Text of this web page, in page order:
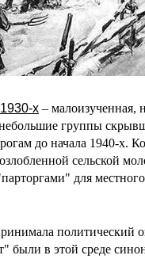
х – малоизученная,
группы
до начала 1940-х.
сельской
для
политический
были в этой среде